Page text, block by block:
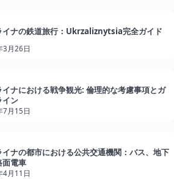
イナの鉄道旅行：Ukrzaliznytsia完全ガイド
3月26日
イナにおける戦争観光: 倫理的な考慮事項とガ
イン
7月15日
イナの都市における公共交通機関：バス、地下
面電車
4月11日